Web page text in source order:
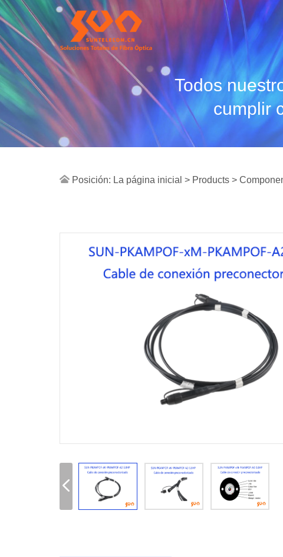
Todos
cumplir
Posición: La página inicial > Products >